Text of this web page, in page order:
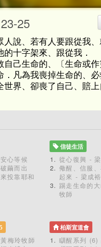
25
人說、若有人要跟從我、
的十字架來、跟從我．
自己生命的、〔生命或作
．凡為我喪掉生命的、必
世界、卻喪了自己、賠
心等候
繭而出
投靠耶和
信徒生活
從心復興 -
儆醒、信服
起來 - 梁成
踢走生命的
牧師
梅玲牧師
柏斯宣道會
瞓醒系列 (6)